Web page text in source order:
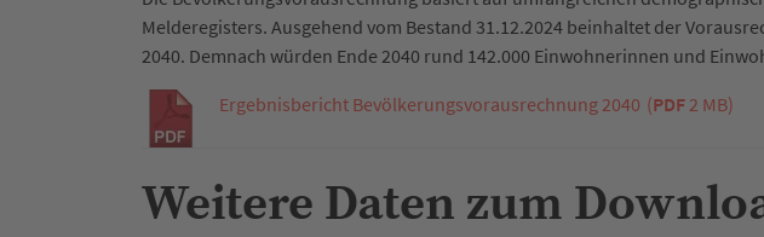
Melderegisters. Ausgehend vom Bestand 31.12.2024 beinhaltet der
2040. Demnach würden Ende 2040 rund 142.000 Einwohnerinnen und
Ergebnisbericht Bevölkerungsvorausrechnung 2040 (PDF 2 MB)
Weitere Daten zum